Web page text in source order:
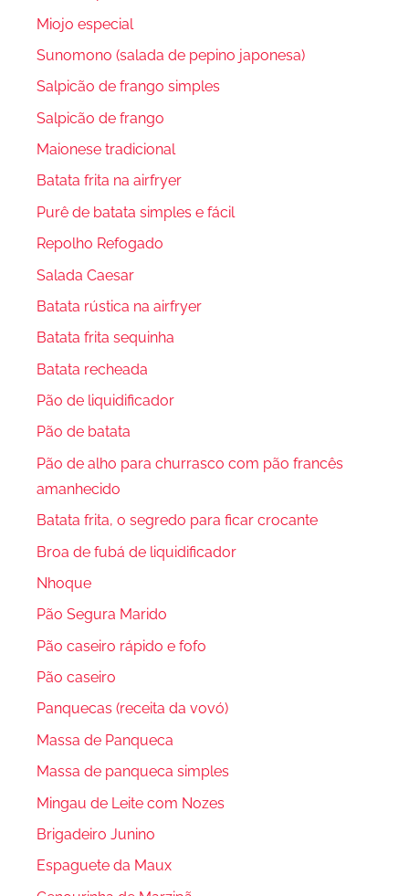
Miojo especial
Sunomono (salada de pepino japonesa)
Salpicão de frango simples
Salpicão de frango
Maionese tradicional
Batata frita na airfryer
Purê de batata simples e fácil
Repolho Refogado
Salada Caesar
Batata rústica na airfryer
Batata frita sequinha
Batata recheada
Pão de liquidificador
Pão de batata
Pão de alho para churrasco com pão francês
amanhecido
Batata frita, o segredo para ficar crocante
Broa de fubá de liquidificador
Nhoque
Pão Segura Marido
Pão caseiro rápido e fofo
Pão caseiro
Panquecas (receita da vovó)
Massa de Panqueca
Massa de panqueca simples
Mingau de Leite com Nozes
Brigadeiro Junino
Espaguete da Maux